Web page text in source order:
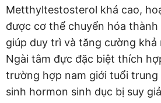
Metthyltestosterol khá cao,
được cơ thể chuyển hóa
giúp duy trì và tăng cường khả
Ngài tằm đực đặc biệt thích
trường hợp nam giới tuổi trung
sinh hormon sinh dục bị suy